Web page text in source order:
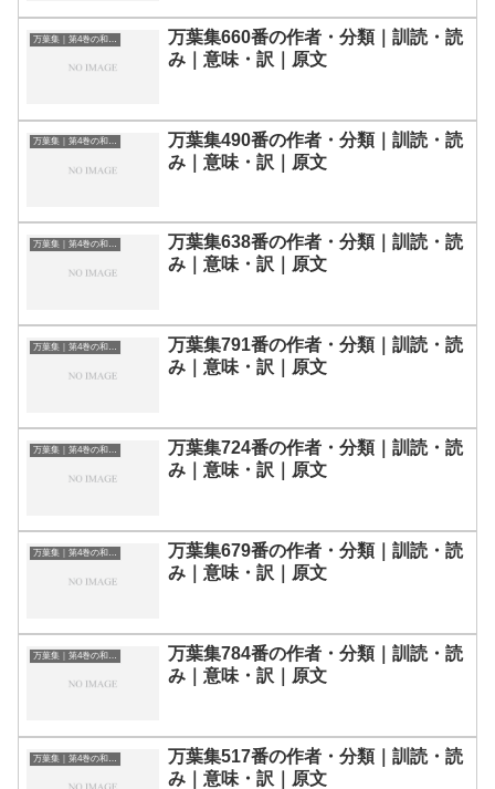
万葉集｜第4巻の和歌一覧
万葉集660番の作者・分類｜訓読・読
み｜意味・訳｜原文
万葉集｜第4巻の和歌一覧
万葉集490番の作者・分類｜訓読・読
み｜意味・訳｜原文
万葉集｜第4巻の和歌一覧
万葉集638番の作者・分類｜訓読・読
み｜意味・訳｜原文
万葉集｜第4巻の和歌一覧
万葉集791番の作者・分類｜訓読・読
み｜意味・訳｜原文
万葉集｜第4巻の和歌一覧
万葉集724番の作者・分類｜訓読・読
み｜意味・訳｜原文
万葉集｜第4巻の和歌一覧
万葉集679番の作者・分類｜訓読・読
み｜意味・訳｜原文
万葉集｜第4巻の和歌一覧
万葉集784番の作者・分類｜訓読・読
み｜意味・訳｜原文
万葉集517番の作者・分類｜訓読・読
み｜意味・訳｜原文